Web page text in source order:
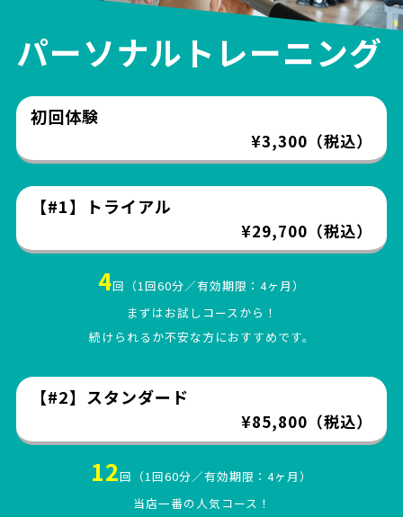
パーソナルトレーニング
初回体験
¥3,300（税込）
【#1】トライアル
¥29,700（税込）
4回（1回60分／有効期限：4ヶ月）
まずはお試しコースから！
続けられるか不安な方におすすめです。
【#2】スタンダード
¥85,800（税込）
12回（1回60分／有効期限：4ヶ月）
当店一番の人気コース！